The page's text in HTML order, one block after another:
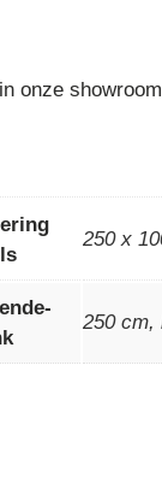
onze
250 x
250 cm,